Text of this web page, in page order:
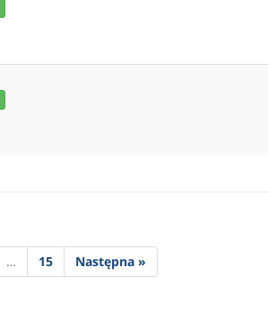
… 15 Następna »